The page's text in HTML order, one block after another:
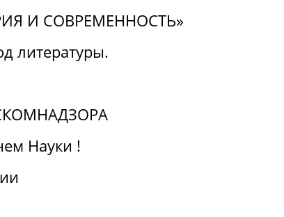
И СОВРЕМЕННОСТЬ»
литературы.
Науки !